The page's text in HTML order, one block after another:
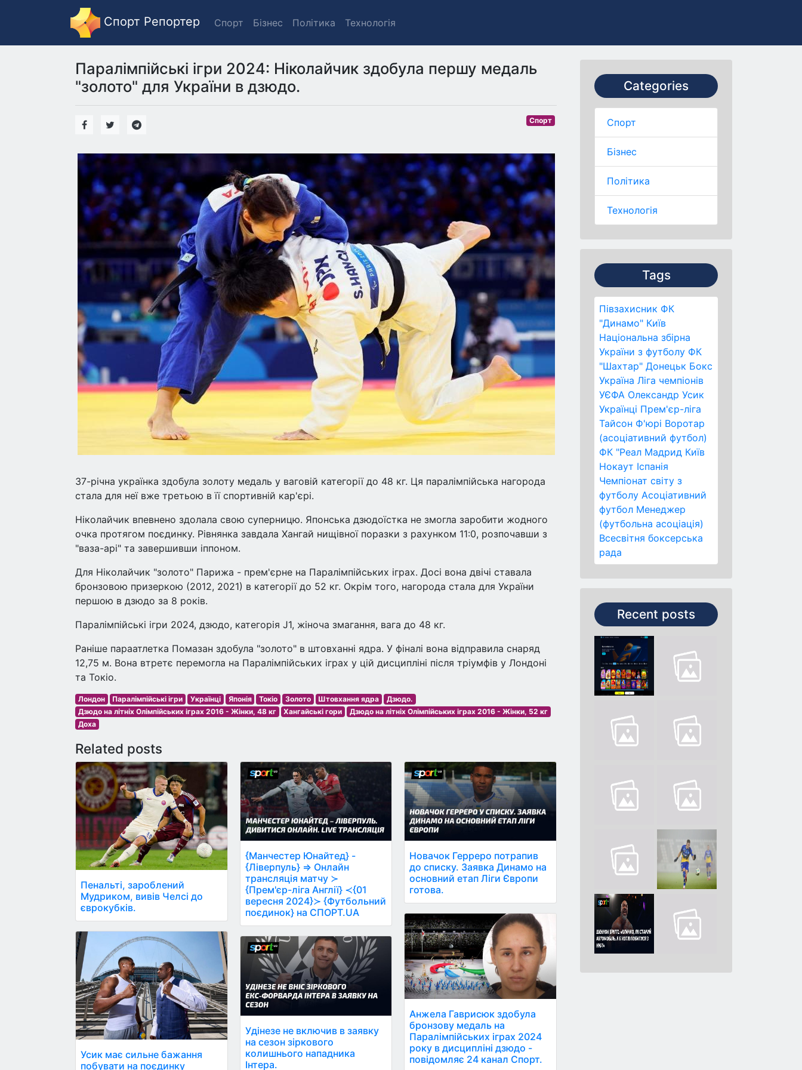
Спорт Репортер Спорт Бізнес Політика Технологія
Categories
Спорт
Бізнес
Політика
Технологія
Tags
Півзахисник ФК
"Динамо" Київ
Національна збірна
України з футболу ФК
"Шахтар" Донецьк Бокс
Україна Ліга чемпіонів
УЄФА Олександр Усик
Українці Прем'єр-ліга
Тайсон Ф'юрі Воротар
(асоціативний футбол)
ФК "Реал Мадрид Київ
Нокаут Іспанія
Чемпіонат світу з
футболу Асоціативний
футбол Менеджер
(футбольна асоціація)
Всесвітня боксерська
рада
Recent posts
Паралімпійські ігри 2024: Ніколайчик здобула першу медаль
"золото" для України в дзюдо.
Спорт
37-річна українка здобула золоту медаль у ваговій категорії до 48 кг. Ця паралімпійська нагорода
стала для неї вже третьою в її спортивній кар'єрі.
Ніколайчик впевнено здолала свою суперницю. Японська дзюдоїстка не змогла заробити жодного
очка протягом поєдинку. Рівнянка завдала Хангай нищівної поразки з рахунком 11:0, розпочавши з
"ваза-арі" та завершивши іппоном.
Для Ніколайчик "золото" Парижа - прем'єрне на Паралімпійських іграх. Досі вона двічі ставала
бронзовою призеркою (2012, 2021) в категорії до 52 кг. Окрім того, нагорода стала для України
першою в дзюдо за 8 років.
Паралімпійські ігри 2024, дзюдо, категорія J1, жіноча змагання, вага до 48 кг.
Раніше параатлетка Помазан здобула "золото" в штовханні ядра. У фіналі вона відправила снаряд
12,75 м. Вона втретє перемогла на Паралімпійських іграх у цій дисципліні після тріумфів у Лондоні
та Токіо.
Лондон Паралімпійські ігри Українці Японія Токіо Золото Штовхання ядра
Дзюдо.
Дзюдо на літніх Олімпійських іграх 2016 - Жінки, 48 кг
Хангайські гори
Дзюдо на літніх Олімпійських іграх 2016 - Жінки, 52 кг
Доха
Related posts
Пенальті, зароблений
Мудриком, вивів Челсі до
єврокубків.
Усик має сильне бажання
побувати на поєдинку
{Манчестер Юнайтед} -
{Ліверпуль} ⇒ Онлайн
трансляція матчу ≻
{Прем'єр-ліга Англії} ≺{01
вересня 2024}≻ {Футбольний
поєдинок} на СПОРТ.UA
Удінезе не включив в заявку
на сезон зіркового
колишнього нападника
Інтера.
Новачок Герреро потрапив
до списку. Заявка Динамо на
основний етап Ліги Європи
готова.
Анжела Гаврисюк здобула
бронзову медаль на
Паралімпійських іграх 2024
року в дисципліні дзюдо -
повідомляє 24 канал Спорт.